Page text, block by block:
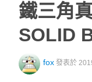
鐵三角
SOLID
fox 發表於